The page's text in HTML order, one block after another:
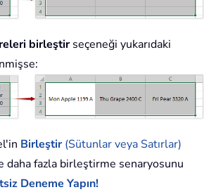
birleştirseçeneği yukarıdaki
Birleştir(Sütunlar veya Satırlar)
daha fazla birleştirme senaryosunu
Deneme Yapın!